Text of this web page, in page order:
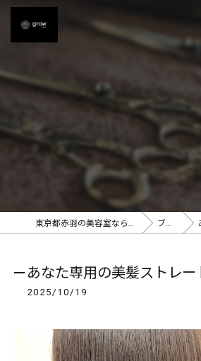
東京都赤羽の美容室ならgrow 赤羽 ブログ
あなた専用の美髪ストレー
2025/10/19